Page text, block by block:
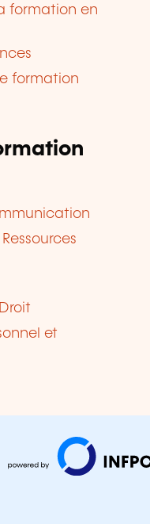
formation en
formation
et